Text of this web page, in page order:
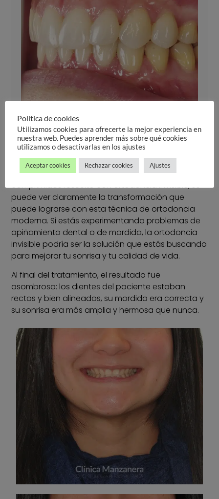
Después
En este caso de antes y después de arcadas
comprimidas resuelto con ortodoncia invisible, se
puede ver claramente la transformación que
puede lograrse con esta técnica de ortodoncia
moderna. Si estás experimentando problemas de
apiñamiento dental o de mordida, la ortodoncia
invisible podría ser la solución que estás buscando
para mejorar tu sonrisa y tu calidad de vida.
Al final del tratamiento, el resultado fue
asombroso: los dientes del paciente estaban
rectos y bien alineados, su mordida era correcta y
su sonrisa era más amplia y hermosa que nunca.
Política de cookies
Utilizamos cookies para ofrecerte la mejor experiencia en
nuestra web. Puedes aprender más sobre qué cookies
utilizamos o desactivarlas en los ajustes
Aceptar cookies Rechazar cookies Ajustes